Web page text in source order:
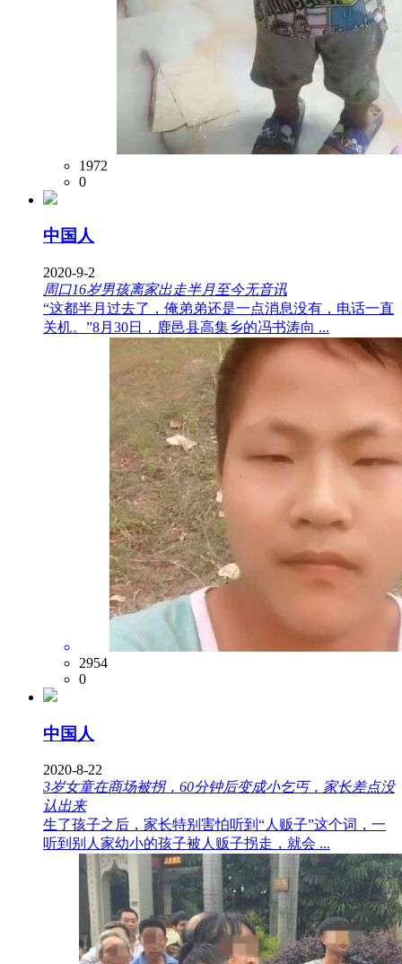
1972
0
中国人
2020-9-2
周口16岁男孩离家出走半月至今无音讯
“这都半月过去了，俺弟弟还是一点消息没有，电话一直
关机。”8月30日，鹿邑县高集乡的冯书涛向 ...
2954
0
中国人
2020-8-22
3岁女童在商场被拐，60分钟后变成小乞丐，家长差点没
认出来
生了孩子之后，家长特别害怕听到“人贩子”这个词，一
听到别人家幼小的孩子被人贩子拐走，就会 ...